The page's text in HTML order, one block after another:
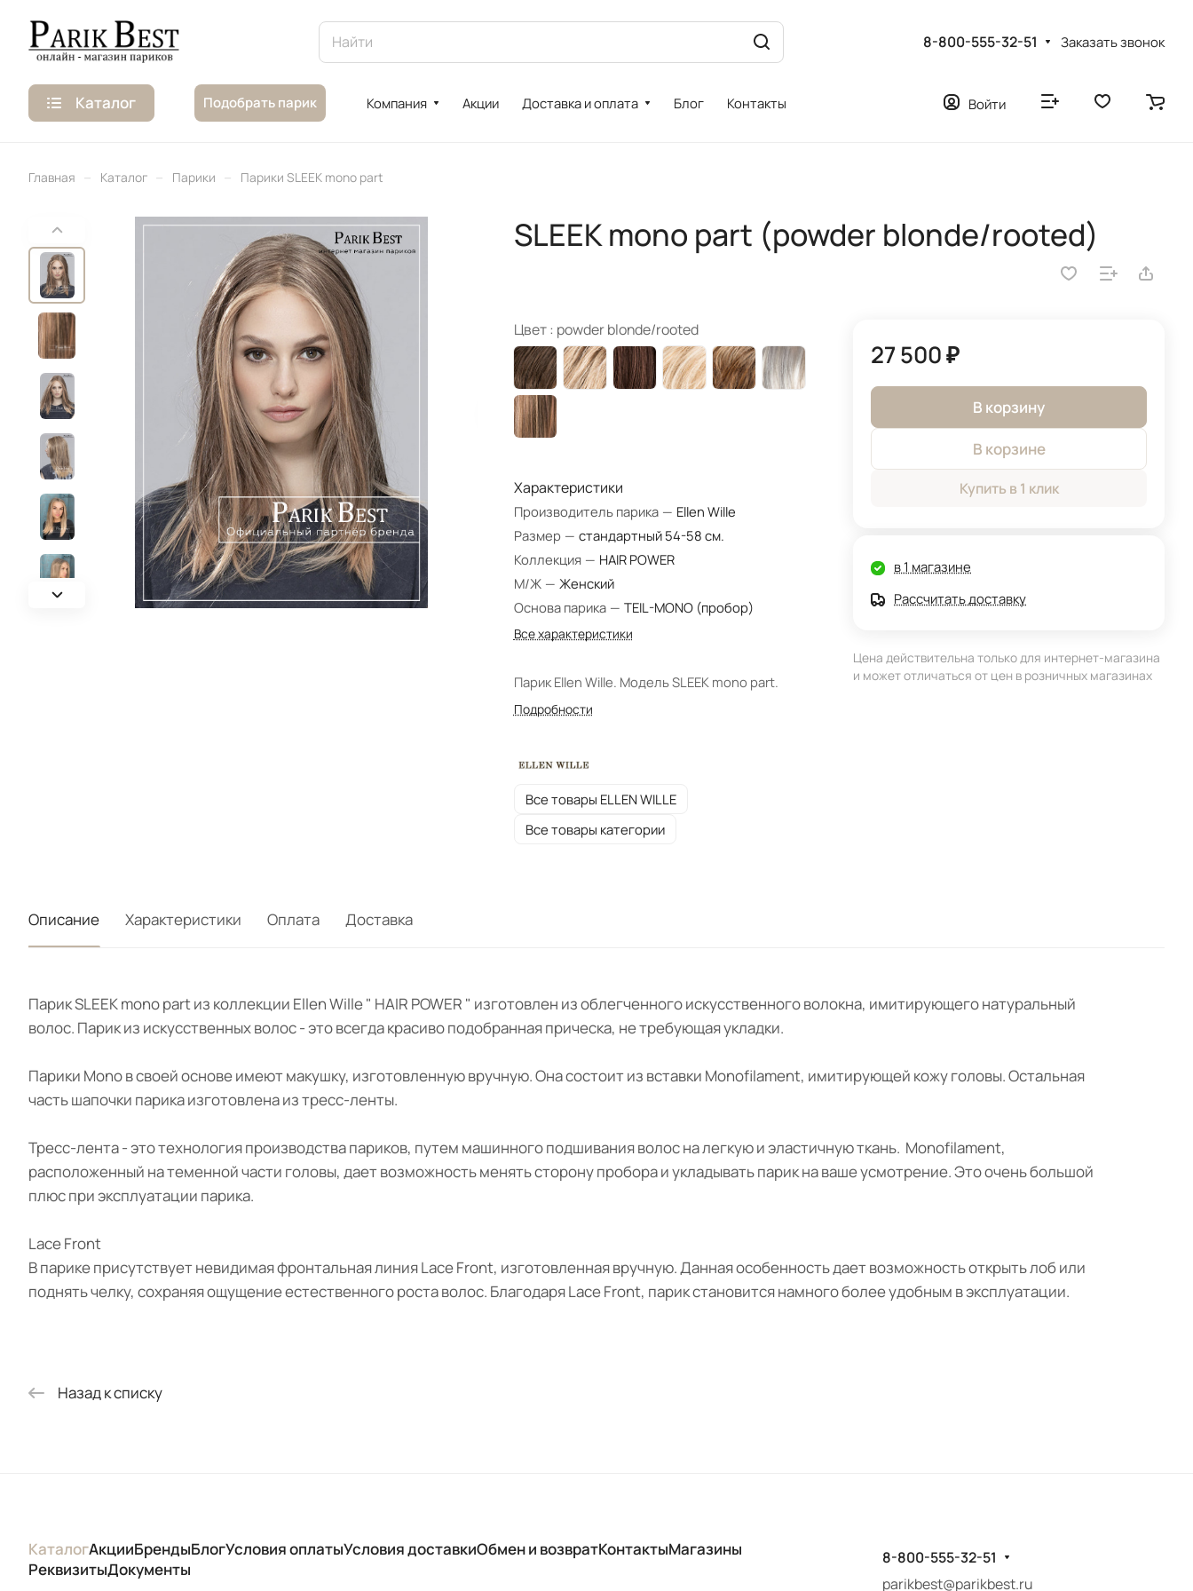
8-800-555-32-51 Заказать звонок
Каталог Подобрать парик Компания Акции Доставка и оплата Блог Контакты Войти
Главная – Каталог – Парики – Парики SLEEK mono part
SLEEK mono part (powder blonde/rooted)
Цвет : powder blonde/rooted
Характеристики
Производитель парика — Ellen Wille
Размер — стандартный 54-58 см.
Коллекция — HAIR POWER
М/Ж — Женский
Основа парика — TEIL-MONO (пробор)
Все характеристики
Парик Ellen Wille. Модель SLEEK mono part.
Подробности
Все товары ELLEN WILLE
Все товары категории
27 500 ₽
В корзину
В корзине
Купить в 1 клик
в 1 магазине
Рассчитать доставку
Цена действительна только для интернет-магазина
и может отличаться от цен в розничных магазинах
Описание Характеристики Оплата Доставка
Парик SLEEK mono part из коллекции Ellen Wille " HAIR POWER " изготовлен из облегченного искусственного волокна, имитирующего натуральный
волос. Парик из искусственных волос - это всегда красиво подобранная прическа, не требующая укладки.
Парики Mono в своей основе имеют макушку, изготовленную вручную. Она состоит из вставки Monofilament, имитирующей кожу головы. Остальная
часть шапочки парика изготовлена из тресс-ленты.
Тресс-лента - это технология производства париков, путем машинного подшивания волос на легкую и эластичную ткань. Monofilament,
расположенный на теменной части головы, дает возможность менять сторону пробора и укладывать парик на ваше усмотрение. Это очень большой
плюс при эксплуатации парика.
Lace Front
В парике присутствует невидимая фронтальная линия Lace Front, изготовленная вручную. Данная особенность дает возможность открыть лоб или
поднять челку, сохраняя ощущение естественного роста волос. Благодаря Lace Front, парик становится намного более удобным в эксплуатации.
Назад к списку
КаталогАкцииБрендыБлогУсловия оплатыУсловия доставкиОбмен и возвратКонтактыМагазины
РеквизитыДокументы
8-800-555-32-51
parikbest@parikbest.ru